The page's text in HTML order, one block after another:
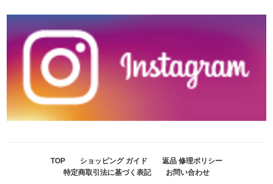
TOP ショッピング ガイド
返品 修理ポリシー
特定商取引法に基づく表記
お問い合わせ